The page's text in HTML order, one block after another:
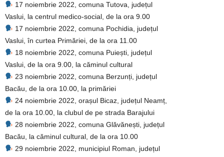
17 noiembrie 2022, comuna Tutova, județul
Vaslui, la centrul medico-social, de la ora 9.00
17 noiembrie 2022, comuna Pochidia, județul
Vaslui, în curtea Primăriei, de la ora 11.00
18 noiembrie 2022, comuna Puiești, județul
Vaslui, de la ora 9.00, la căminul cultural
23 noiembrie 2022, comuna Berzunți, județul
Bacău, de la ora 10.00, la primăriei
24 noiembrie 2022, orașul Bicaz, județul Neamț,
de la ora 10.00, la clubul de pe strada Barajului
28 noiembrie 2022, comuna Glăvănești, județul
Bacău, la căminul cultural, de la ora 10.00
29 noiembrie 2022, municipiul Roman, județul